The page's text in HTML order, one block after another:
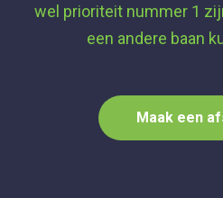
wel prioriteit nummer 1
een andere baan
Maak een